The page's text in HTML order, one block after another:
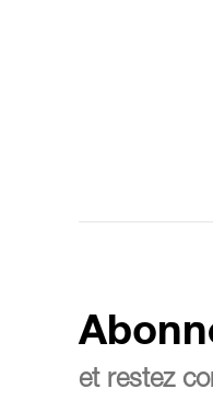
et restez